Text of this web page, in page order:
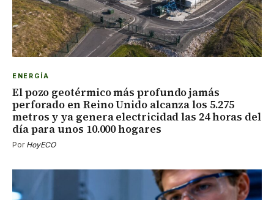
ENERGÍA
El pozo geotérmico más profundo jamás
perforado en Reino Unido alcanza los 5.275
metros y ya genera electricidad las 24 horas del
día para unos 10.000 hogares
Por HoyECO